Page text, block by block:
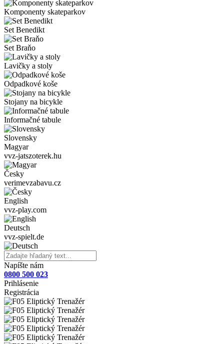
Komponenty skateparkov
Set Benedikt
Set Braňo
Lavičky a stoly
Odpadkové koše
Stojany na bicykle
Informačné tabule
Slovensky
Magyar
vvz-jatszoterek.hu
Česky
verimevzabavu.cz
English
vvz-play.com
Deutsch
vvz-spielt.de
Napíšte nám
0800 500 023
Prihlásenie
Registrácia